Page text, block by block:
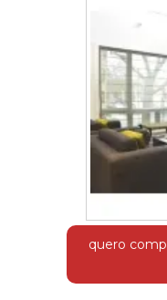
quero